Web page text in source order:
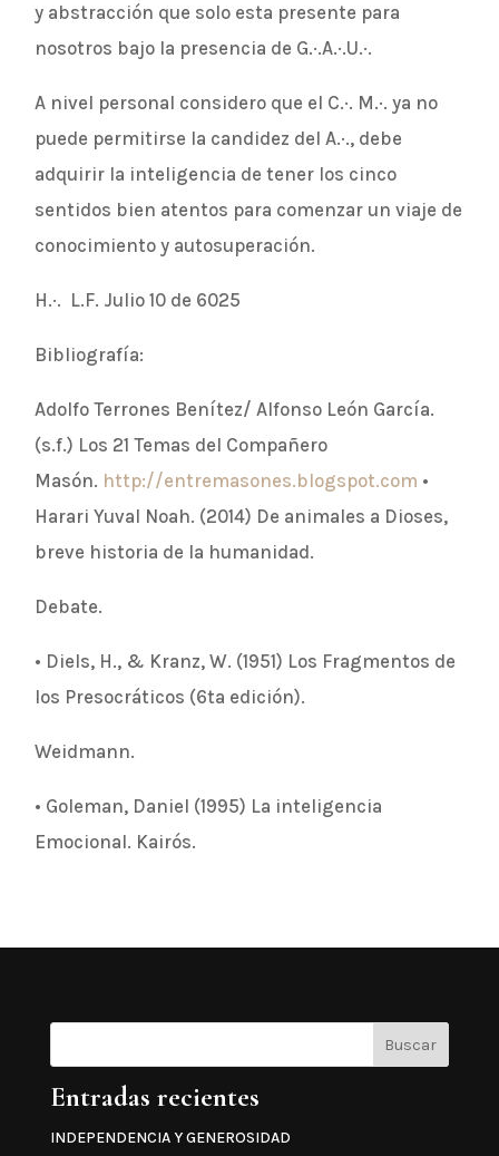
y abstracción que solo esta presente para
nosotros bajo la presencia de G.·.A.·.U.·.
A nivel personal considero que el C.·. M.·. ya no
puede permitirse la candidez del A.·., debe
adquirir la inteligencia de tener los cinco
sentidos bien atentos para comenzar un viaje de
conocimiento y autosuperación.
H.·. L.F. Julio 10 de 6025
Bibliografía:
Adolfo Terrones Benítez/ Alfonso León García.
(s.f.) Los 21 Temas del Compañero
Masón. http://entremasones.blogspot.com •
Harari Yuval Noah. (2014) De animales a Dioses,
breve historia de la humanidad.
Debate.
• Diels, H., & Kranz, W. (1951) Los Fragmentos de
los Presocráticos (6ta edición).
Weidmann.
• Goleman, Daniel (1995) La inteligencia
Emocional. Kairós.
Buscar
Entradas recientes
INDEPENDENCIA Y GENEROSIDAD